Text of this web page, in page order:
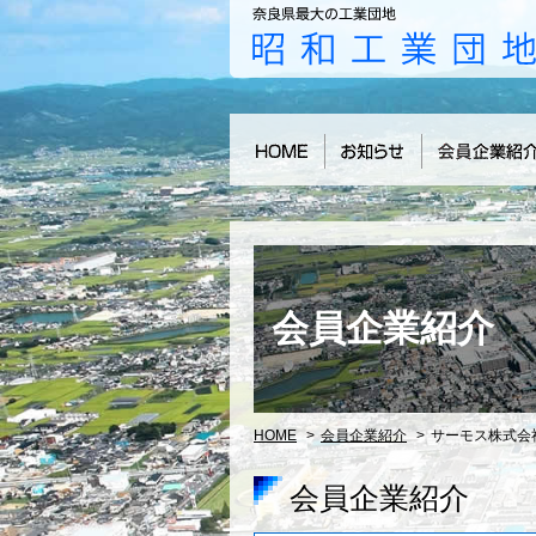
会員企業紹介
HOME > 会員企業紹介 > サーモス株式会
会員企業紹介